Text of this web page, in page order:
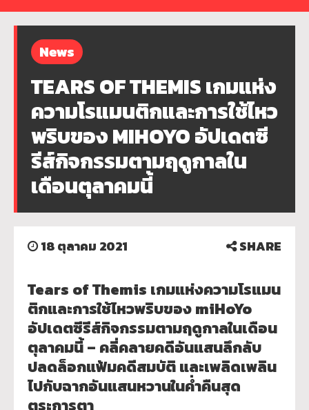
News
TEARS OF THEMIS เกมแห่ง
ความโรแมนติกและการใช้ไหว
พริบของ MIHOYO อัปเดตซี
รีส์กิจกรรมตามฤดูกาลใน
เดือนตุลาคมนี้
18 ตุลาคม 2021 SHARE
Tears of Themis เกมแห่งความโรแมน
ติกและการใช้ไหวพริบของ miHoYo
อัปเดตซีรีส์กิจกรรมตามฤดูกาลในเดือน
ตุลาคมนี้ – คลี่คลายคดีอันแสนลึกลับ
ปลดล็อกแฟ้มคดีสมบัติ และเพลิดเพลิน
ไปกับฉากอันแสนหวานในค่ำคืนสุด
ตระการตา